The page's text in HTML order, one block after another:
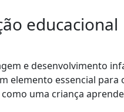
educacional
e desenvolvimento
elemento essencial para
uma criança